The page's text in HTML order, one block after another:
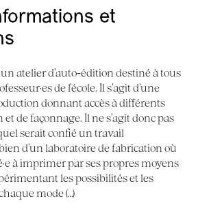
et
un atelier d’auto-édition destiné à tous
de l’école. Il s’agit d’une
donnant accès à différents
et de façonnage. Il ne s’agit donc pas
serait confié un travail
d’un laboratoire de fabrication où
à imprimer par ses propres moyens
les possibilités et les
mode (…)